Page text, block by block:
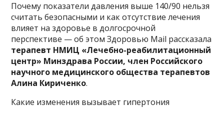
Почему показатели давления выше 140/90 нельзя
считать безопасными и как отсутствие лечения
влияет на здоровье в долгосрочной
перспективе — об этом Здоровью Mail рассказала
терапевт НМИЦ «Лечебно-реабилитационный
центр» Минздрава России, член Российского
научного медицинского общества терапевтов
Алина Кириченко.
Какие изменения вызывает гипертония